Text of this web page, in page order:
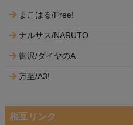
まこはる/Free!
ナルサス/NARUTO
御沢/ダイヤのA
万至/A3!
相互リンク